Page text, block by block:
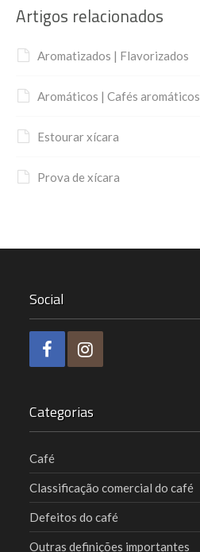
Artigos relacionados
Aromatizados | Flavorizados
Aromáticos | Cafés aromáticos
Estourar xícara
Prova de xícara
Social
Categorias
Café
Classificação comercial do café
Defeitos do café
Outras definições importantes